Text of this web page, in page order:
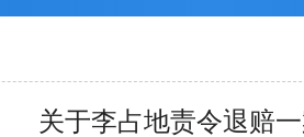
关于李占地责令退赔